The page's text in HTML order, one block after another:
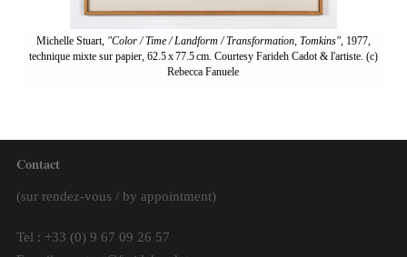
Michelle Stuart, "Color / Time / Landform / Transformation, Tomkins", 1977,
technique mixte sur papier, 62.5 x 77.5 cm. Courtesy Farideh Cadot & l'artiste. (c)
Rebecca Fanuele
"Color / Time / Landform / Transformation, Tomkins"
Contact
(sur rendez-vous / by appointment)
Tel : +33 (0) 9 67 09 26 57